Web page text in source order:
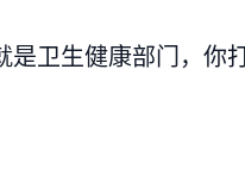
卫生健康部门，你